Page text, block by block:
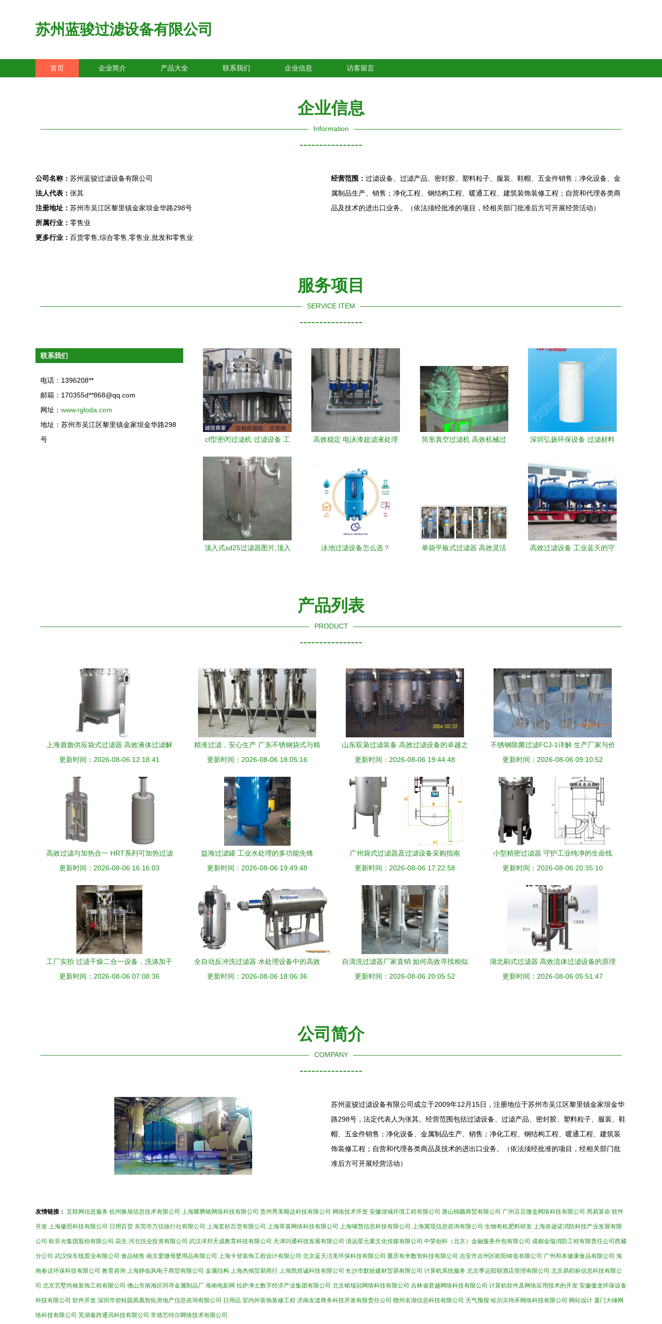
苏州蓝骏过滤设备有限公司
首页 企业简介 产品大全 联系我们 企业信息 访客留言
企业信息
Information
----------------
公司名称： 苏州蓝骏过滤设备有限公司
法人代表： 张其
注册地址： 苏州市吴江区黎里镇金家坝金华路298号
所属行业： 零售业
更多行业： 百货零售,综合零售,零售业,批发和零售业
经营范围： 过滤设备、过滤产品、密封胶、塑料粒子、服装、鞋帽、五金件销售；净化设备、金
属制品生产、销售；净化工程、钢结构工程、暖通工程、建筑装饰装修工程；自营和代理各类商
品及技术的进出口业务。（依法须经批准的项目，经相关部门批准后方可开展经营活动）
服务项目
SERVICE ITEM
----------------
联系我们
电话：1396208**
邮箱：170355d**868@qq.com
网址： www.rgloda.com
地址：苏州市吴江区黎里镇金家坝金华路298
号
cf型密闭过滤机 过滤设备 工
装置 - 爱企查
高效稳定 电泳漆超滤液处理
筒形真空过滤机 高效机械过
深圳弘扬环保设备 过滤材料
顶入式sd25过滤器图片,顶入
泳池过滤设备怎么选？
单袋平板式过滤器 高效灵活
高效过滤设备 工业蓝天的守
产品列表
PRODUCT
----------------
上海盾旗供应袋式过滤器 高效液体过滤解
决方案的行业优选
更新时间：2026-08-06 12:18:41
精准过滤，安心生产 广东不锈钢袋式与精
密食品过滤器定制服务
更新时间：2026-08-06 18:05:16
山东双枭过滤装备 高效过滤设备的卓越之
选
更新时间：2026-08-06 19:44:48
不锈钢除菌过滤FCJ-1详解 生产厂家与价
格全解析
更新时间：2026-08-06 09:10:52
高效过滤与加热合一 HRT系列可加热过滤
器外壳助力工业流体工艺升级
更新时间：2026-08-06 16:16:03
益海过滤罐 工业水处理的多功能先锋
更新时间：2026-08-06 19:49:48
广州袋式过滤器及过滤设备采购指南
更新时间：2026-08-06 17:22:58
小型精密过滤器 守护工业纯净的生命线
——北京精科华美科技发展过滤设备解析
更新时间：2026-08-06 20:35:10
工厂实拍 过滤干燥二合一设备，洗涤加干
燥一步到位
更新时间：2026-08-06 07:08:36
全自动反冲洗过滤器 水处理设备中的高效
净化新标杆
更新时间：2026-08-06 18:06:36
自清洗过滤器厂家直销 如何高效寻找相似
款过滤设备
更新时间：2026-08-06 20:05:52
湖北刷式过滤器 高效流体过滤设备的原理
与应用
更新时间：2026-08-06 05:51:47
公司简介
COMPANY
----------------
苏州蓝骏过滤设备有限公司成立于2009年12月15日，注册地位于苏州市吴江区黎里镇金家坝金华
路298号，法定代表人为张其。经营范围包括过滤设备、过滤产品、密封胶、塑料粒子、服装、鞋
帽、五金件销售；净化设备、金属制品生产、销售；净化工程、钢结构工程、暖通工程、建筑装
饰装修工程；自营和代理各类商品及技术的进出口业务。（依法须经批准的项目，经相关部门批
准后方可开展经营活动）
友情链接： 互联网信息服务 杭州焕旭信息技术有限公司 上海耀腾铭网络科技有限公司 贵州秀美顺达科技有限公司 网络技术开发 安徽谐城环境工程有限公司 唐山锦颖商贸有限公司 广州豆豆微盒网络科技有限公司 周易算命 软件
开发 上海徽照科技有限公司 日用百货 东莞市万信旅行社有限公司 上海桨枋百货有限公司 上海萃喜网络科技有限公司 上海哺慧信息科技有限公司 上海冀瑶信息咨询有限公司 生物有机肥料研发 上海奈逊诺消防科技产业发展有限
公司 欧菲光集团股份有限公司 花生 河北扶业投资有限公司 武汉泽邦天成教育科技有限公司 天津闪通科技发展有限公司 清远星元素文化传媒有限公司 中荣创科（北京）金融服务外包有限公司 成都金瑞消防工程有限责任公司西藏
分公司 武汉快车线置业有限公司 食品销售 南京爱微母婴用品有限公司 上海卡登装饰工程设计有限公司 北京蓝天洁美环保科技有限公司 重庆有米数智科技有限公司 吉安市吉州区欧阳铸造有限公司 广州和本健康食品有限公司 海
南春达环保科技有限公司 教育咨询 上海静临风电子商贸有限公司 金属结构 上海杰拗贸易商行 上海凯煜诚科技有限公司 长沙市默拾建材贸易有限公司 计算机系统服务 北京季运阳朝酒店管理有限公司 北京易积标信息科技有限公
司 北京艺墅尚格装饰工程有限公司 佛山市南海区同寻金属制品厂 海南电影网 拉萨净土数字经济产业集团有限公司 北京铭瑞冠网络科技有限公司 吉林省君越网络科技有限公司 计算机软件及网络应用技术的开发 安徽傲龙环保设备
科技有限公司 软件开发 深圳市碧桂园凤凰智拓房地产信息咨询有限公司 日用品 室内外装饰装修工程 济南友道商务科技开发有限责任公司 赣州名湖信息科技有限公司 天气预报 哈尔滨玮禾网络科技有限公司 网站设计 厦门大锤网
络科技有限公司 芜湖秦跨通讯科技有限公司 常德艺特尔网络技术有限公司